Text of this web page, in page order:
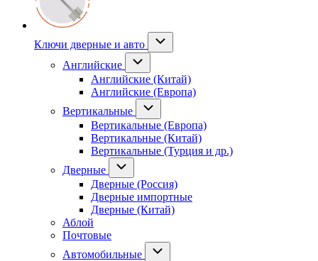
Ключи дверные и авто
Английские
Английские (Китай)
Английские (Европа)
Вертикальные
Вертикальные (Европа)
Вертикальные (Китай)
Вертикальные (Турция и др.)
Дверные
Дверные (Россия)
Дверные импортные
Дверные (Китай)
Аблой
Почтовые
Автомобильные